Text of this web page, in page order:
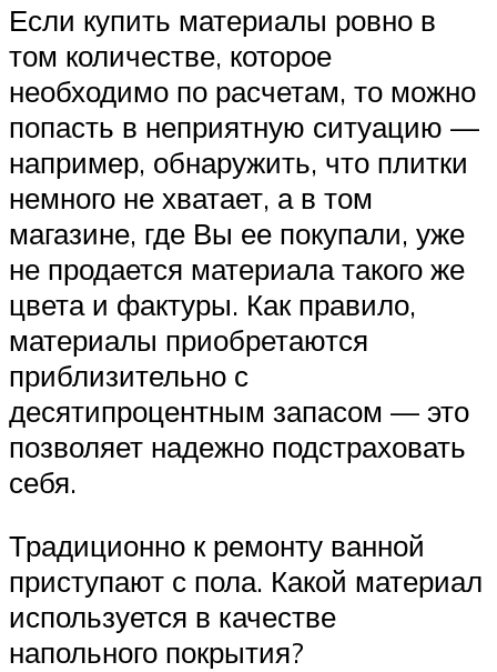
Если купить материалы ровно в
том количестве, которое
необходимо по расчетам, то можно
попасть в неприятную ситуацию —
например, обнаружить, что плитки
немного не хватает, а в том
магазине, где Вы ее покупали, уже
не продается материала такого же
цвета и фактуры. Как правило,
материалы приобретаются
приблизительно с
десятипроцентным запасом — это
позволяет надежно подстраховать
себя.
Традиционно к ремонту ванной
приступают с пола. Какой материал
используется в качестве
напольного покрытия?